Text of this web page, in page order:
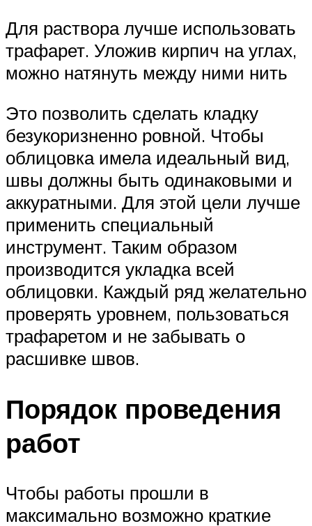
Для раствора лучше использовать
трафарет. Уложив кирпич на углах,
можно натянуть между ними нить
Это позволить сделать кладку
безукоризненно ровной. Чтобы
облицовка имела идеальный вид,
швы должны быть одинаковыми и
аккуратными. Для этой цели лучше
применить специальный
инструмент. Таким образом
производится укладка всей
облицовки. Каждый ряд желательно
проверять уровнем, пользоваться
трафаретом и не забывать о
расшивке швов.
Порядок проведения
работ
Чтобы работы прошли в
максимально возможно краткие